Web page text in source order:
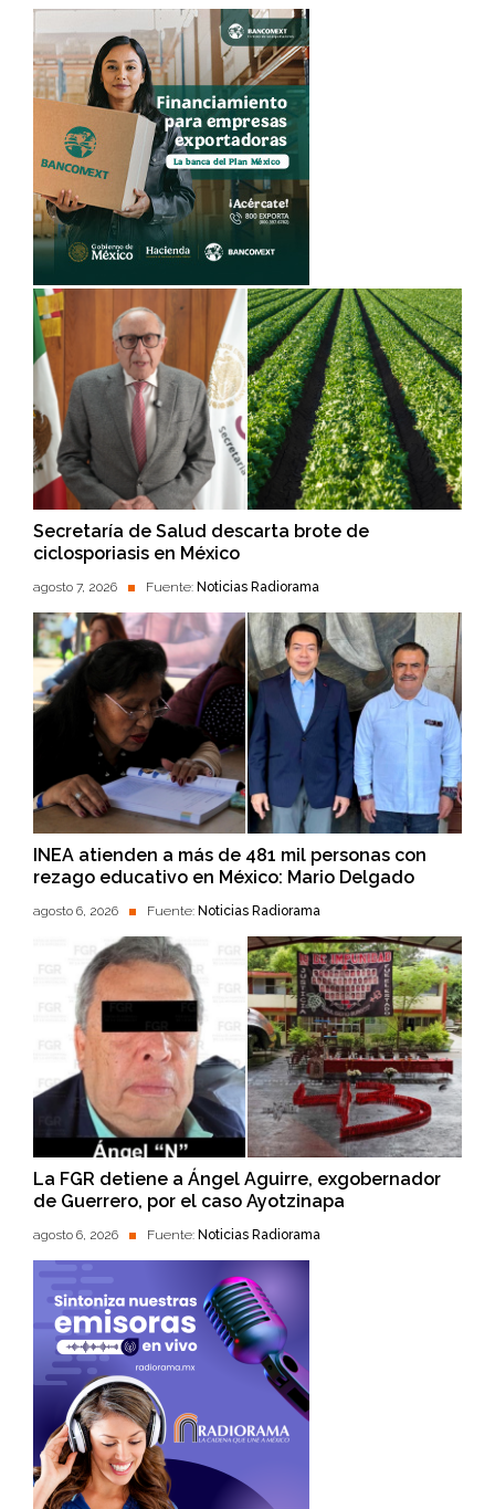
Secretaría de Salud descarta brote de
ciclosporiasis en México
agosto 7, 2026 Fuente: Noticias Radiorama
INEA atienden a más de 481 mil personas con
rezago educativo en México: Mario Delgado
agosto 6, 2026 Fuente: Noticias Radiorama
La FGR detiene a Ángel Aguirre, exgobernador
de Guerrero, por el caso Ayotzinapa
agosto 6, 2026 Fuente: Noticias Radiorama